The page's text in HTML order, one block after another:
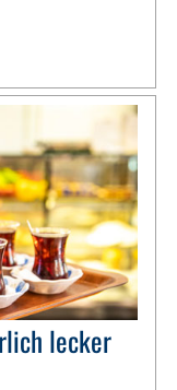
lecker